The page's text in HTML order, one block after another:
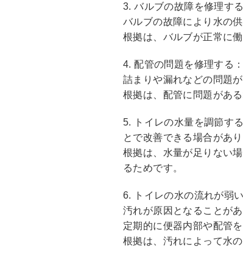
3. バルブの故障を修理す
バルブの故障により水の
根拠は、バルブが正常に
4. 配管の問題を修理する
詰まりや漏れなどの問題
根拠は、配管に問題があ
5. トイレの水量を調節す
とで改善できる場合があり
根拠は、水量が足りない
るためです。
6. トイレの水の流れが弱
汚れが原因となることがあ
定期的に便器内部や配管
根拠は、汚れによって水